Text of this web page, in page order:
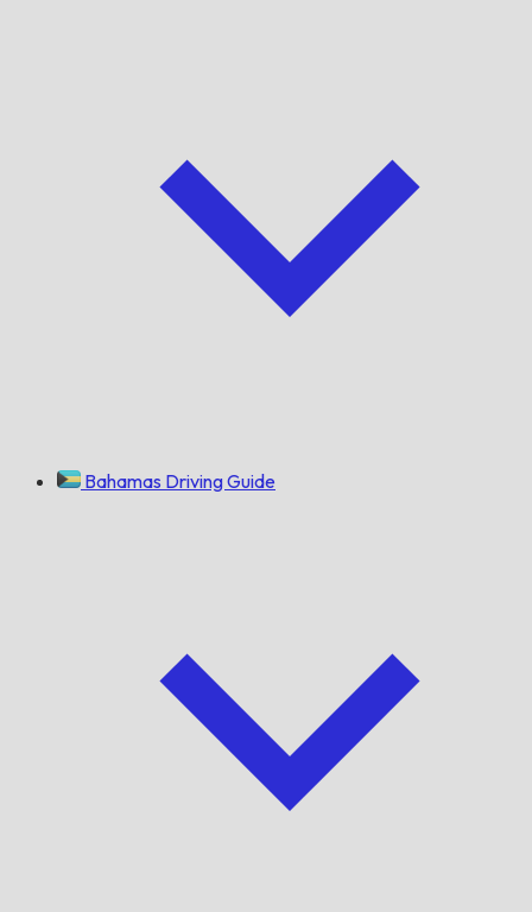
Bahamas Driving Guide